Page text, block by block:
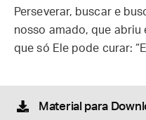
Perseverar, buscar e
nosso amado, que abriu
que só Ele pode curar:
Material para